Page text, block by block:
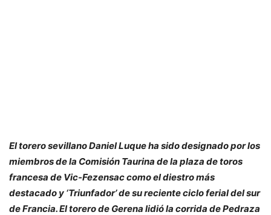
El torero sevillano Daniel Luque ha sido designado por los
miembros de la Comisión Taurina de la plaza de toros
francesa de Vic-Fezensac como el diestro más
destacado y ‘Triunfador’ de su reciente ciclo ferial del sur
de Francia. El torero de Gerena lidió la corrida de Pedraza